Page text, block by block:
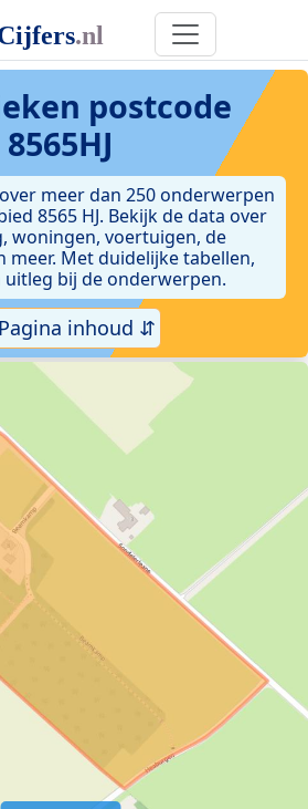
postcode
8565HJ
meer dan 250 onderwerpen
8565 HJ. Bekijk de data over
woningen, voertuigen, de
meer. Met duidelijke tabellen,
uitleg bij de onderwerpen.
Pagina inhoud ⇵